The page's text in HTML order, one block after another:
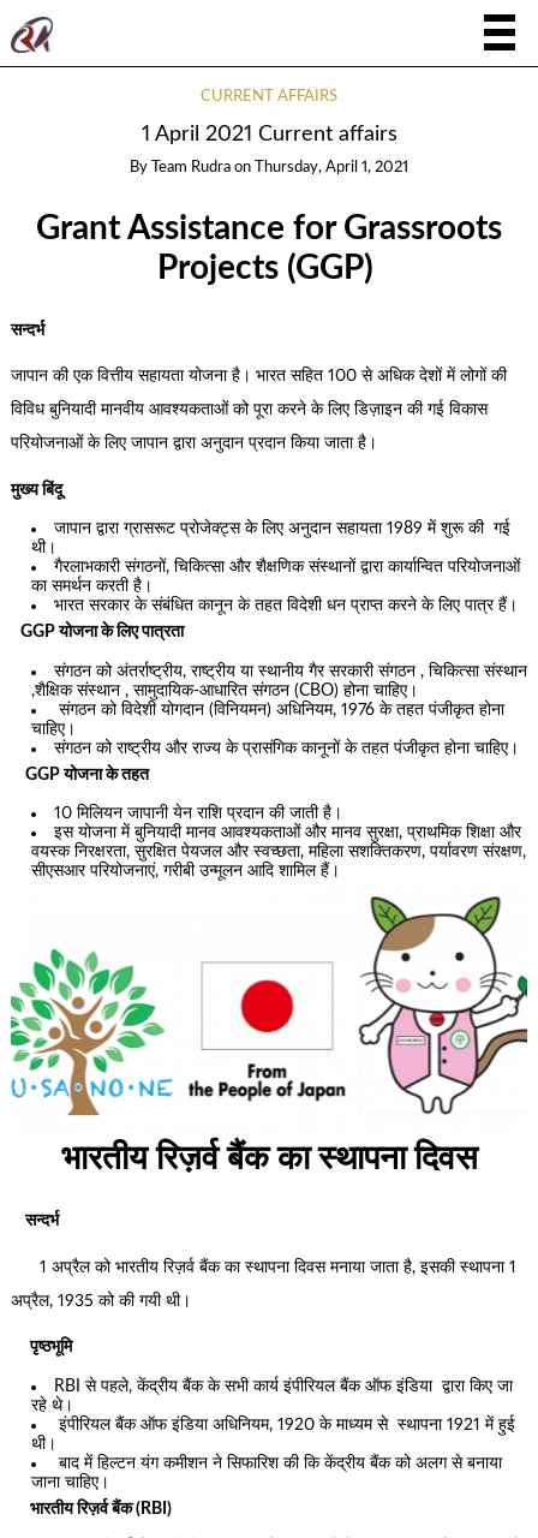
CURRENT AFFAIRS
1 April 2021 Current affairs
By Team Rudra on Thursday, April 1, 2021
Grant Assistance for Grassroots
Projects (GGP)
सन्दर्भ
जापान की एक वित्तीय सहायता योजना है। भारत सहित 100 से अधिक देशों में लोगों की
विविध बुनियादी मानवीय आवश्यकताओं को पूरा करने के लिए डिज़ाइन की गई विकास
परियोजनाओं के लिए जापान द्वारा अनुदान प्रदान किया जाता है।
मुख्य बिंदू
जापान द्वारा ग्रासरूट प्रोजेक्ट्स के लिए अनुदान सहायता 1989 में शुरू की गई
थी।
गैरलाभकारी संगठनों, चिकित्सा और शैक्षणिक संस्थानों द्वारा कार्यान्वित परियोजनाओं
का समर्थन करती है।
भारत सरकार के संबंधित कानून के तहत विदेशी धन प्राप्त करने के लिए पात्र हैं।
GGP योजना के लिए पात्रता
संगठन को अंतर्राष्ट्रीय, राष्ट्रीय या स्थानीय गैर सरकारी संगठन , चिकित्सा संस्थान
,शैक्षिक संस्थान , सामुदायिक-आधारित संगठन (CBO) होना चाहिए।
संगठन को विदेशी योगदान (विनियमन) अधिनियम, 1976 के तहत पंजीकृत होना
चाहिए।
संगठन को राष्ट्रीय और राज्य के प्रासंगिक कानूनों के तहत पंजीकृत होना चाहिए।
GGP योजना के तहत
10 मिलियन जापानी येन राशि प्रदान की जाती है।
इस योजना में बुनियादी मानव आवश्यकताओं और मानव सुरक्षा, प्राथमिक शिक्षा और
वयस्क निरक्षरता, सुरक्षित पेयजल और स्वच्छता, महिला सशक्तिकरण, पर्यावरण संरक्षण,
सीएसआर परियोजनाएं, गरीबी उन्मूलन आदि शामिल हैं।
भारतीय रिज़र्व बैंक का स्थापना दिवस
सन्दर्भ
1 अप्रैल को भारतीय रिज़र्व बैंक का स्थापना दिवस मनाया जाता है, इसकी स्थापना 1
अप्रैल, 1935 को की गयी थी।
पृष्ठभूमि
RBI से पहले, केंद्रीय बैंक के सभी कार्य इंपीरियल बैंक ऑफ इंडिया द्वारा किए जा
रहे थे।
इंपीरियल बैंक ऑफ इंडिया अधिनियम, 1920 के माध्यम से स्थापना 1921 में हुई
थी।
बाद में हिल्टन यंग कमीशन ने सिफारिश की कि केंद्रीय बैंक को अलग से बनाया
जाना चाहिए।
भारतीय रिज़र्व बैंक (RBI)